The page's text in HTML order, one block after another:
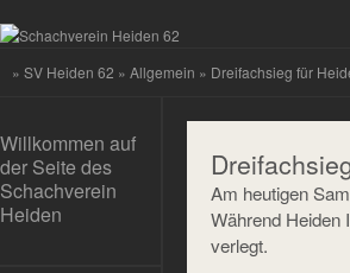
» SV Heiden 62 » Allgemein » Dreifachsieg für
Willkommen auf
der Seite des
Schachverein
Heiden
Am heutigen
Während Heiden
verlegt.